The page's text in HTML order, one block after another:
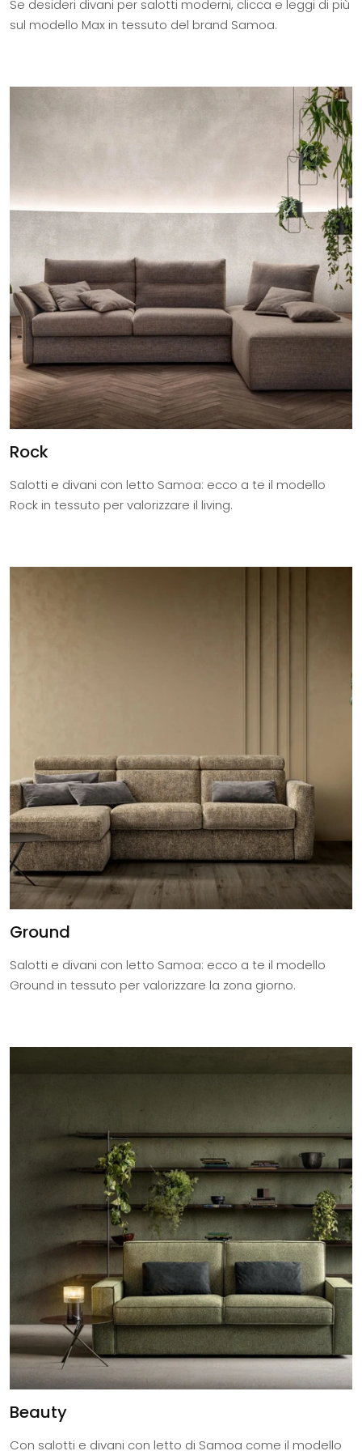
Se desideri divani per salotti moderni, clicca e leggi di più
sul modello Max in tessuto del brand Samoa.
Rock
Salotti e divani con letto Samoa: ecco a te il modello
Rock in tessuto per valorizzare il living.
Ground
Salotti e divani con letto Samoa: ecco a te il modello
Ground in tessuto per valorizzare la zona giorno.
Beauty
Con salotti e divani con letto di Samoa come il modello